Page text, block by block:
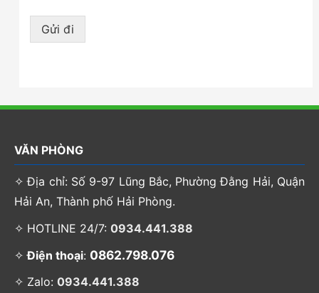
Gửi đi
VĂN PHÒNG
✧ Địa chỉ: Số 9-97 Lũng Bắc, Phường Đằng Hải, Quận
Hải An, Thành phố Hải Phòng.
✧ HOTLINE 24/7: 0934.441.388
✧Điện thoại: 0862.798.076
✧ Zalo: 0934.441.388